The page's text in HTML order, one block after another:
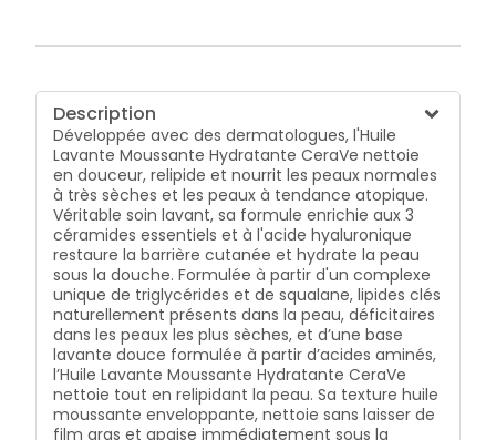
Description
Développée avec des dermatologues, l'Huile
Lavante Moussante Hydratante CeraVe nettoie
en douceur, relipide et nourrit les peaux normales
à très sèches et les peaux à tendance atopique.
Véritable soin lavant, sa formule enrichie aux 3
céramides essentiels et à l'acide hyaluronique
restaure la barrière cutanée et hydrate la peau
sous la douche. Formulée à partir d'un complexe
unique de triglycérides et de squalane, lipides clés
naturellement présents dans la peau, déficitaires
dans les peaux les plus sèches, et d’une base
lavante douce formulée à partir d’acides aminés,
l’Huile Lavante Moussante Hydratante CeraVe
nettoie tout en relipidant la peau. Sa texture huile
moussante enveloppante, nettoie sans laisser de
film gras et apaise immédiatement sous la